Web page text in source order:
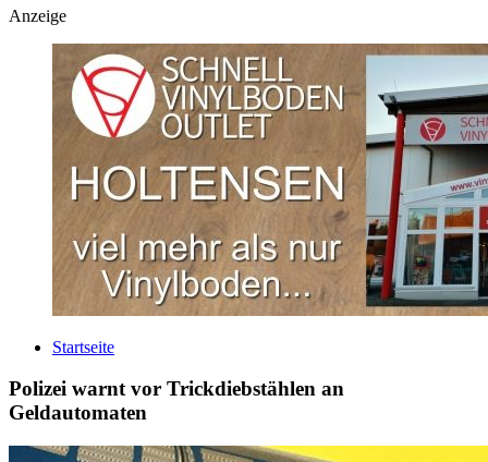
Anzeige
Startseite
Polizei warnt vor Trickdiebstählen an
Geldautomaten